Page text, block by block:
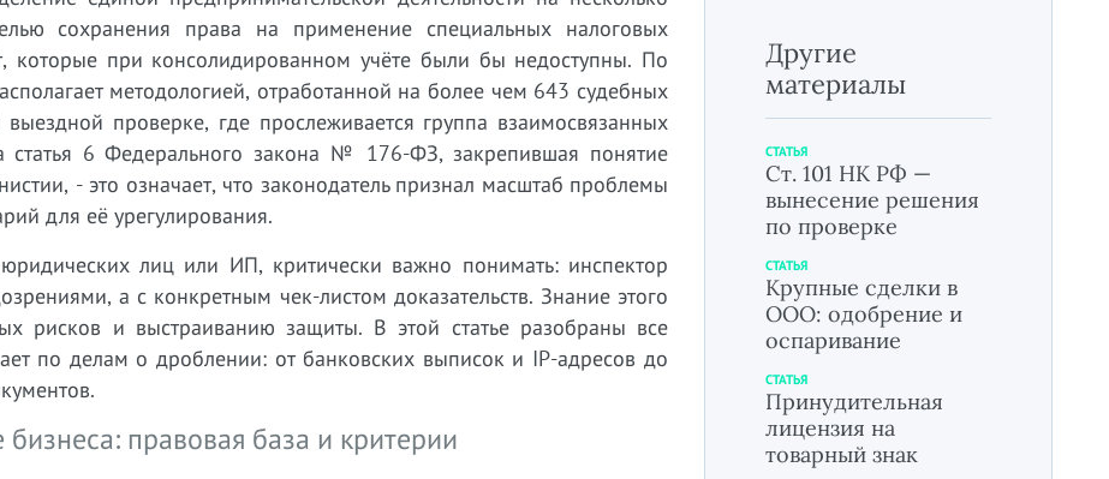
сохранения права на применение специальных налоговых
при консолидированном учёте были бы недоступны. По
методологией, отработанной на более чем 643 судебных
проверке, где прослеживается группа взаимосвязанных
6 Федерального закона № 176-ФЗ, закрепившая понятие
- это означает, что законодатель признал масштаб проблемы
для её урегулирования.
лиц или ИП, критически важно понимать: инспектор
а с конкретным чек-листом доказательств. Знание этого
рисков и выстраиванию защиты. В этой статье разобраны все
по делам о дроблении: от банковских выписок и IP-адресов до
правовая база и критерии
Другие
материалы
СТАТЬЯ
Ст. 101 НК РФ —
вынесение решения
по проверке
СТАТЬЯ
Крупные сделки в
ООО: одобрение и
оспаривание
СТАТЬЯ
Принудительная
лицензия на
товарный знак